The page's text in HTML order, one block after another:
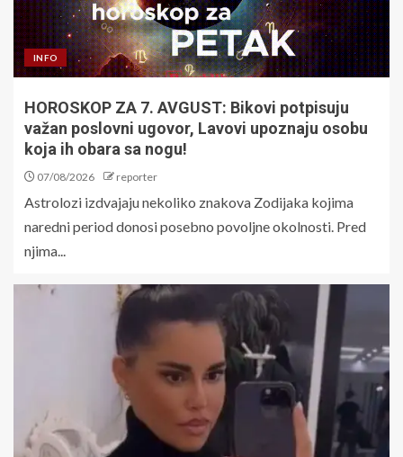
INFO
HOROSKOP ZA 7. AVGUST: Bikovi potpisuju
važan poslovni ugovor, Lavovi upoznaju osobu
koja ih obara sa nogu!
07/08/2026 reporter
Astrolozi izdvajaju nekoliko znakova Zodijaka kojima
naredni period donosi posebno povoljne okolnosti. Pred
njima...